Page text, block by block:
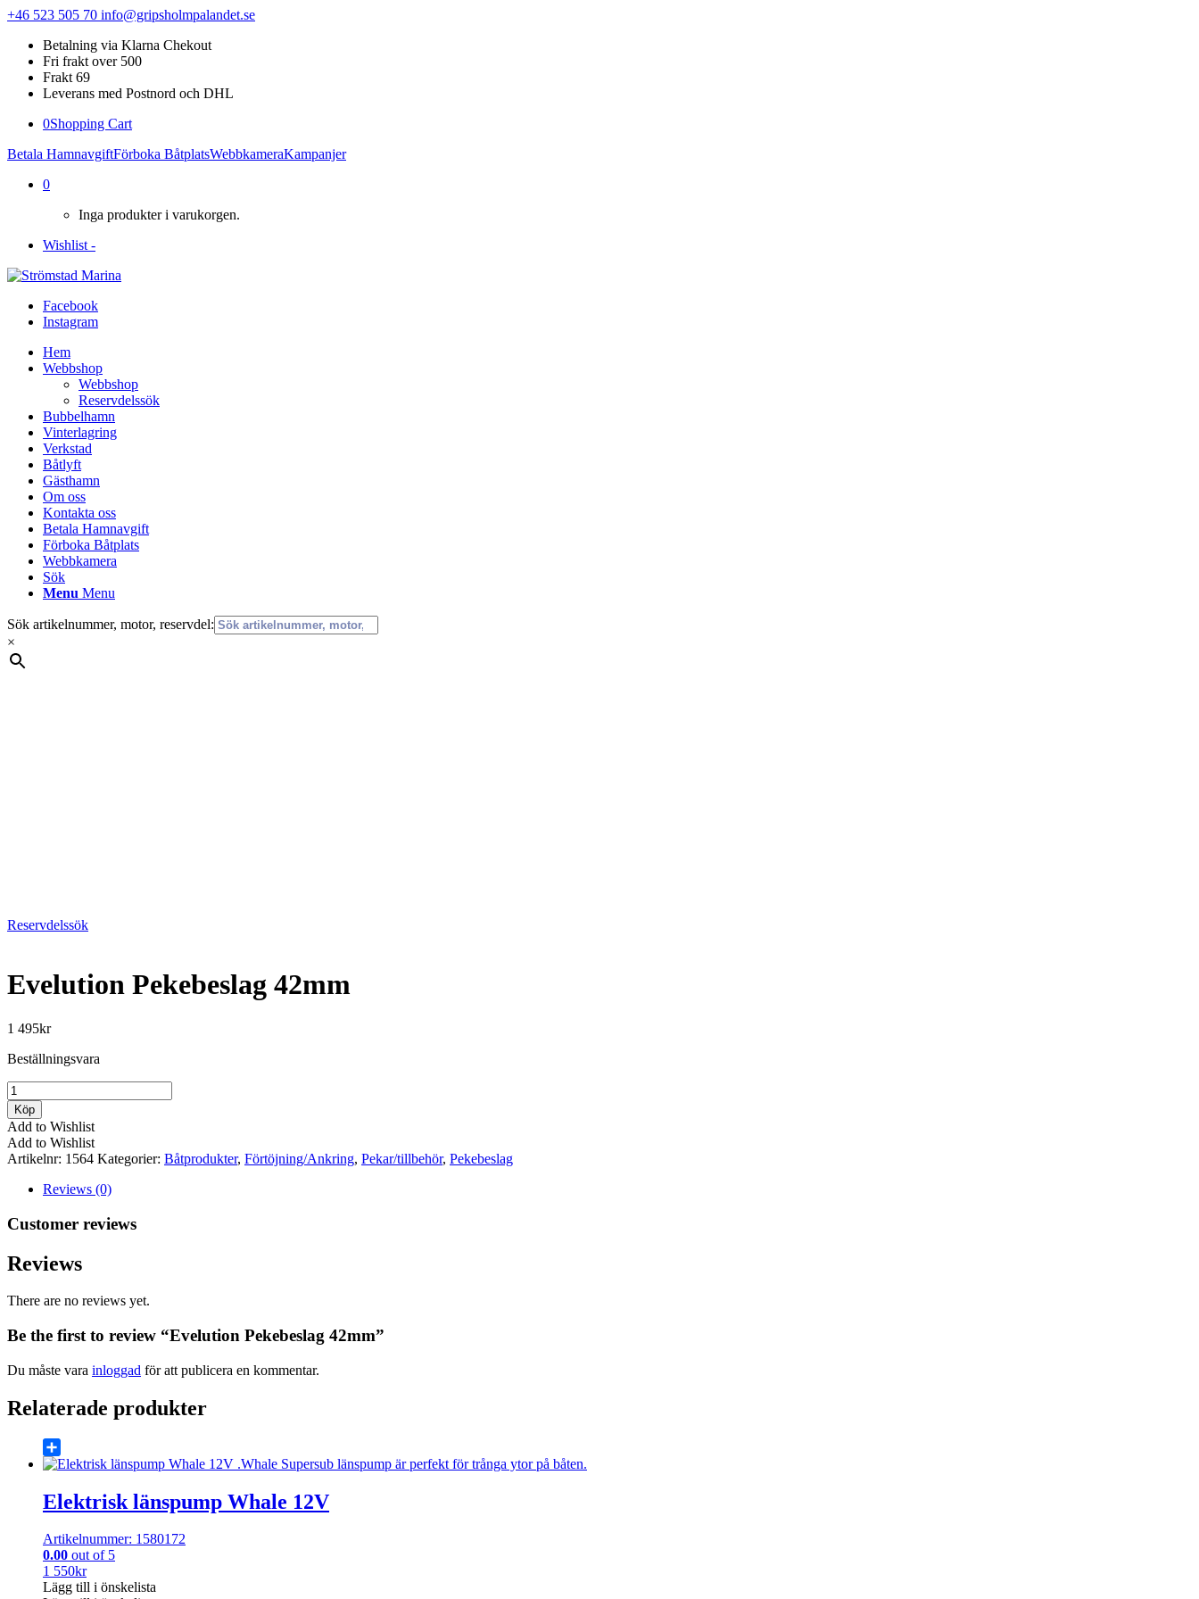
+46 523 505 70 info@gripsholmpalandet.se
Betalning via Klarna Chekout
Fri frakt over 500
Frakt 69
Leverans med Postnord och DHL
0Shopping Cart
Betala HamnavgiftFörboka BåtplatsWebbkameraKampanjer
0
Inga produkter i varukorgen.
Wishlist -
Facebook
Instagram
Hem
Webbshop
Webbshop
Reservdelssök
Bubbelhamn
Vinterlagring
Verkstad
Båtlyft
Gästhamn
Om oss
Kontakta oss
Betala Hamnavgift
Förboka Båtplats
Webbkamera
Sök
Menu Menu
Sök artikelnummer, motor, reservdel:
×
Reservdelssök
Evelution Pekebeslag 42mm
1 495kr
Beställningsvara
Evelution
Pekebeslag
42mm
mängd
Köp
Add to Wishlist
Add to Wishlist
Artikelnr: 1564 Kategorier: Båtprodukter, Förtöjning/Ankring, Pekar/tillbehör, Pekebeslag
Reviews (0)
Customer reviews
Reviews
There are no reviews yet.
Be the first to review “Evelution Pekebeslag 42mm”
Du måste vara inloggad för att publicera en kommentar.
Relaterade produkter
Share
Elektrisk länspump Whale 12V
Artikelnummer: 1580172
0.00 out of 5
1 550kr
Lägg till i önskelista